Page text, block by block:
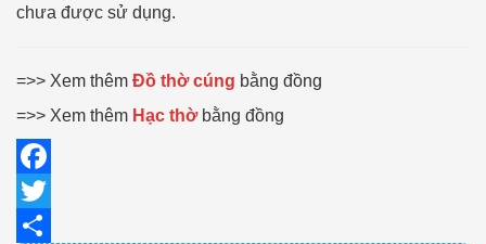
chưa được sử dụng.
=>> Xem thêm Đồ thờ cúng bằng đồng
=>> Xem thêm Hạc thờbằng đồng
Facebook
Twitter